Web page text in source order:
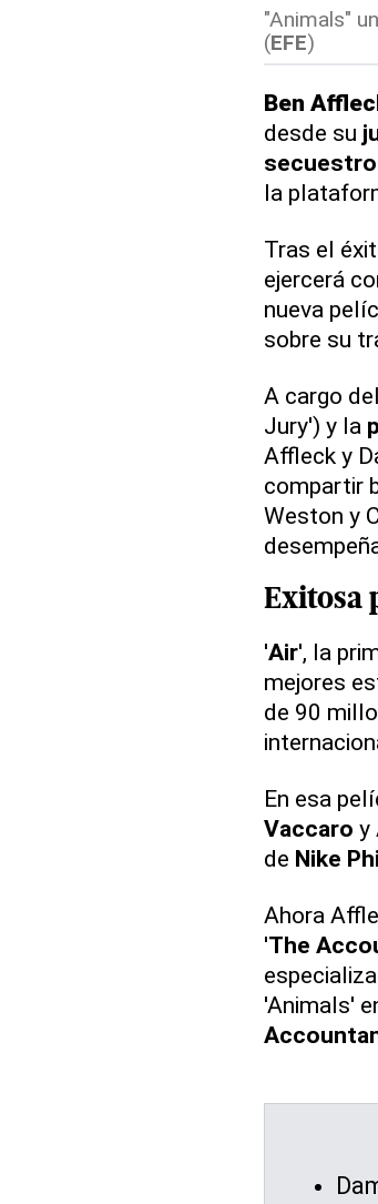
"Animals"
(EFE)
Ben
desde su
la
Tras el
ejercerá
nueva
sobre su
A cargo
Jury') y la
Affleck y
compartir
Weston y
Exitosa
'Air', la
mejores
de 90
En esa
Vaccaro y
de Nike
Ahora
'The
'Animals'